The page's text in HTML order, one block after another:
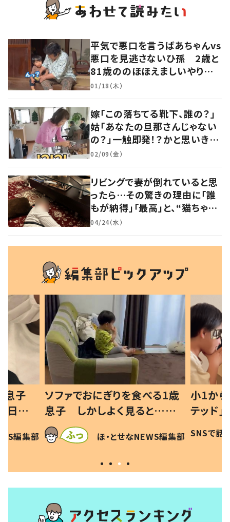
平気で悪口を言うばあちゃんvs
悪口を見逃さないひ孫 2歳と
81歳ののほほえましいやり取り
に「口悪いけど可愛い」の声
01/18（木）
嫁「この落ちてる靴下、誰の？」
姑「あなたの旦那さんじゃない
の？」一触即発！？かと思いき
や…持ち主が判明し「声だして
02/09（金）
リビングで妻が倒れていると思
ったら…その驚きの理由に「誰
もが納得」「最高」と、“猫ちゃん
好きユーザー”からの共感集ま
04/24（水）
1歳
…母
現行
編集部
小1から不登校、息子は「ギフ
テッド」だった 父が“ウチ給
食”を作り続ける理由とは #令
和の親 #令和の子
SNSで話題 ほ・とせなNEWS編集部
ひ孫に
が、抱
に「涙
方ない」